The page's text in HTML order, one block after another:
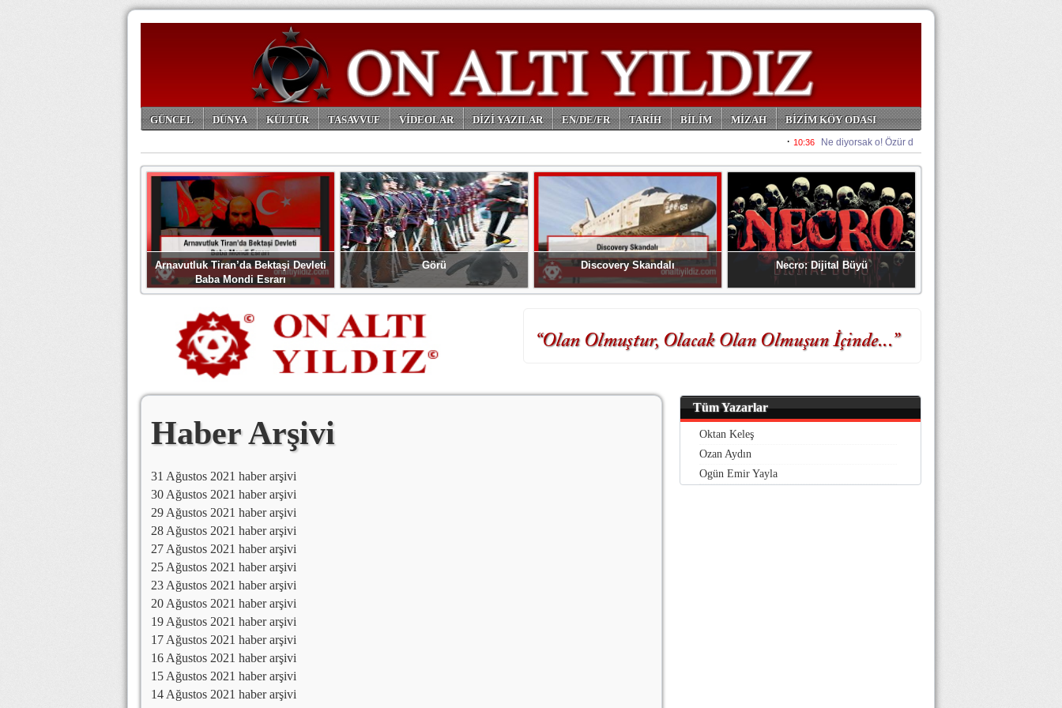
GÜNCEL DÜNYA KÜLTÜR TASAVVUF VİDEOLAR DİZİ YAZILAR EN/DE/FR TARİH BİLİM MİZAH
BİZİM KÖY ODASI
Arnavutluk Tiran’da Bektaşi Devleti
Baba Mondi Esrarı
Görü Discovery Skandalı Necro: Dijital Büyü
Haber Arşivi
31 Ağustos 2021 haber arşivi
30 Ağustos 2021 haber arşivi
29 Ağustos 2021 haber arşivi
28 Ağustos 2021 haber arşivi
27 Ağustos 2021 haber arşivi
25 Ağustos 2021 haber arşivi
23 Ağustos 2021 haber arşivi
20 Ağustos 2021 haber arşivi
19 Ağustos 2021 haber arşivi
17 Ağustos 2021 haber arşivi
16 Ağustos 2021 haber arşivi
15 Ağustos 2021 haber arşivi
14 Ağustos 2021 haber arşivi
Tüm Yazarlar
Oktan Keleş
Ozan Aydın
Ogün Emir Yayla